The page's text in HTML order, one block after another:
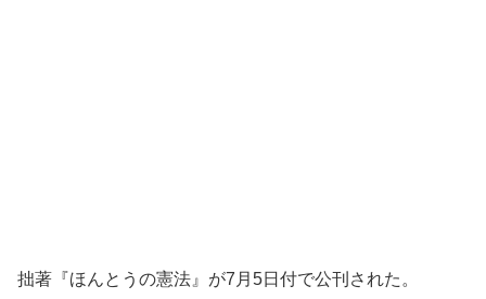
拙著『ほんとうの憲法』が7月5日付で公刊された。